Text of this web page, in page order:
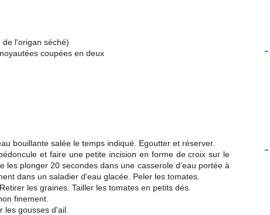
l'origan séché)
coupées en deux
bouillante salée le temps indiqué. Egoutter et réserver.
et faire une petite incision en forme de croix sur le
les plonger 20 secondes dans une casserole d'eau portée à
dans un saladier d'eau glacée. Peler les tomates.
les graines. Tailler les tomates en petits dés.
finement.
les gousses d'ail.